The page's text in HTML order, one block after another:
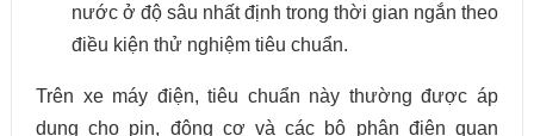
nước ở độ sâu nhất định trong thời gian ngắn theo
điều kiện thử nghiệm tiêu chuẩn.
Trên xe máy điện, tiêu chuẩn này thường được áp
dụng cho pin, động cơ và các bộ phận điện quan